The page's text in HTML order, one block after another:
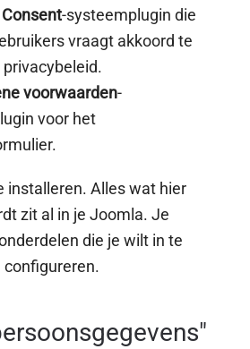
-systeemplugin die
vraagt akkoord te
voorwaarden-
voor het
installeren. Alles wat hier
zit al in je Joomla. Je
die je wilt in te
configureren.